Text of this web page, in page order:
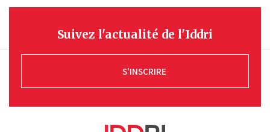
Suivez l'actualité de l'Iddri
S'INSCRIRE